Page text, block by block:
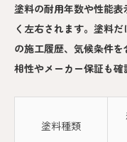
塗料の耐用年数や性能
く左右されます。塗料
の施工履歴、気候条件
相性やメーカー保証も確
塗料種類